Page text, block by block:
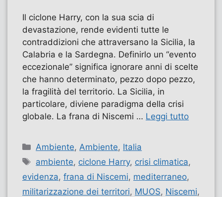
Il ciclone Harry, con la sua scia di
devastazione, rende evidenti tutte le
contraddizioni che attraversano la Sicilia, la
Calabria e la Sardegna. Definirlo un “evento
eccezionale” significa ignorare anni di scelte
che hanno determinato, pezzo dopo pezzo,
la fragilità del territorio. La Sicilia, in
particolare, diviene paradigma della crisi
globale. La frana di Niscemi … Leggi tutto
Categorie
Ambiente,Ambiente, Italia
Tag
ambiente, ciclone Harry, crisi climatica,
evidenza, frana di Niscemi, mediterraneo,
militarizzazione dei territori, MUOS, Niscemi,